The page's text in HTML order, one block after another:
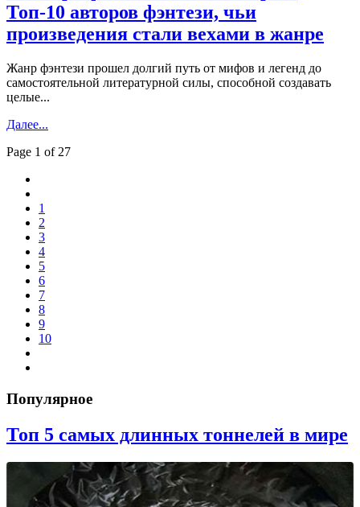
Топ-10 авторов фэнтези, чьи
произведения стали вехами в жанре
Жанр фэнтези прошел долгий путь от мифов и легенд до
самостоятельной литературной силы, способной создавать
целые...
Далее...
Page 1 of 27
1
2
3
4
5
6
7
8
9
10
Популярное
Топ 5 самых длинных тоннелей в мире